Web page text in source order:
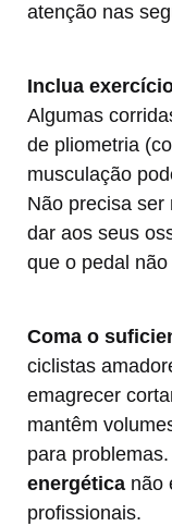
atenção nas
Inclua
Algumas
de pliometria
musculação
Não precisa
dar aos seus
que o pedal
Coma o
ciclistas
emagrecer
mantêm
para problemas.
energética não
profissionais.